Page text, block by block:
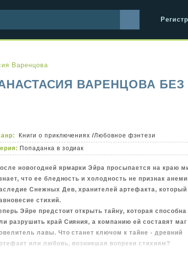
Варенцова
ВАРЕНЦОВА БЕЗ
Книги о приключениях /Любовное фэнтези
Попаданка в зодиак
новогодней ярмарки Эйра просыпается на краю
что ее бледность и холодность не признак
Снежных Дев, хранителей артефакта,
стихий.
Эйре предстоит открыть тайну, которая способна
разрушить край Сияния, а компанию ей составят
лавы. Что станет ключом к тайне - древний
или любовь, возникшая вопреки стихиям?